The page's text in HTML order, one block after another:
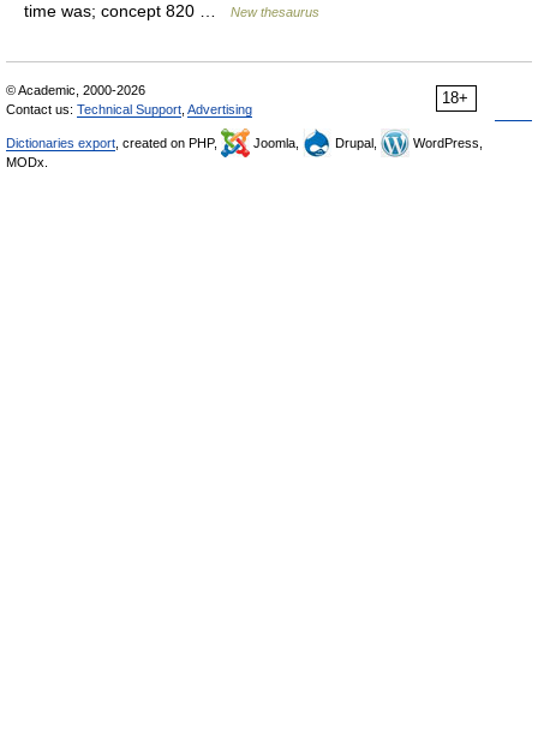
time was; concept 820 …
New thesaurus
18+
© Academic, 2000-2026
Contact us: Technical Support Advertising
Dictionaries export , created on PHP, Joomla, Drupal,
WordPress,
MODx.